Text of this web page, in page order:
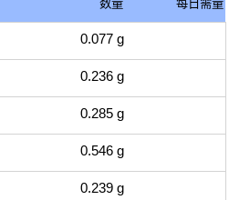
数量 每日需量
0.077 g
0.236 g
0.285 g
0.546 g
0.239 g